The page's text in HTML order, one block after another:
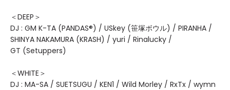
＜DEEP＞
DJ : GM K-TA (PANDAS®️) / USkey (笹塚ボウル) / PIRANHA /
SHINYA NAKAMURA (KRASH) / yuri / Rinalucky /
GT (Setuppers)
＜WHITE＞
DJ : MA-SA / SUETSUGU / KEN1 / Wild Morley / RxTx / wymn